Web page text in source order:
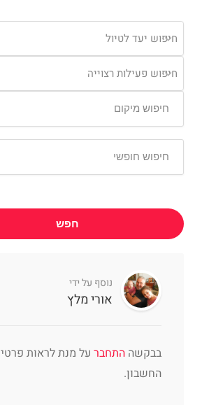
חיפוש יעד לטיול
חיפוש פעילות רצוייה
חפש
נוסף על ידי
אורי מלץ
בבקשה התחבר על מנת לראות פרטי
החשבון.